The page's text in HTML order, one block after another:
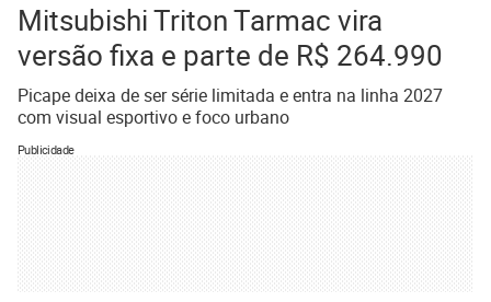
Mitsubishi Triton Tarmac vira
versão fixa e parte de R$ 264.990
Picape deixa de ser série limitada e entra na linha 2027
com visual esportivo e foco urbano
Publicidade